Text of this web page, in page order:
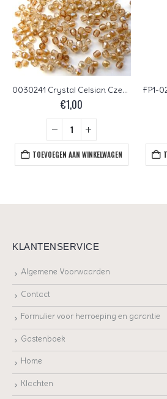
0030241 Crystal Celsian Czech Glass Facet Firepolish 2,5mm 75 stuks
€1,00
TOEVOEGEN AAN WINKELWAGEN
KLANTENSERVICE
Algemene Voorwaarden
Contact
Formulier voor herroeping en garantie
Gastenboek
Home
Klachten